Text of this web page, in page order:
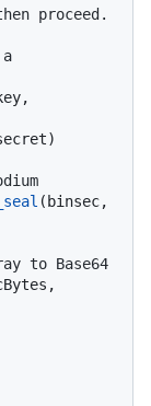
proceed.
(binsec,
to Base64